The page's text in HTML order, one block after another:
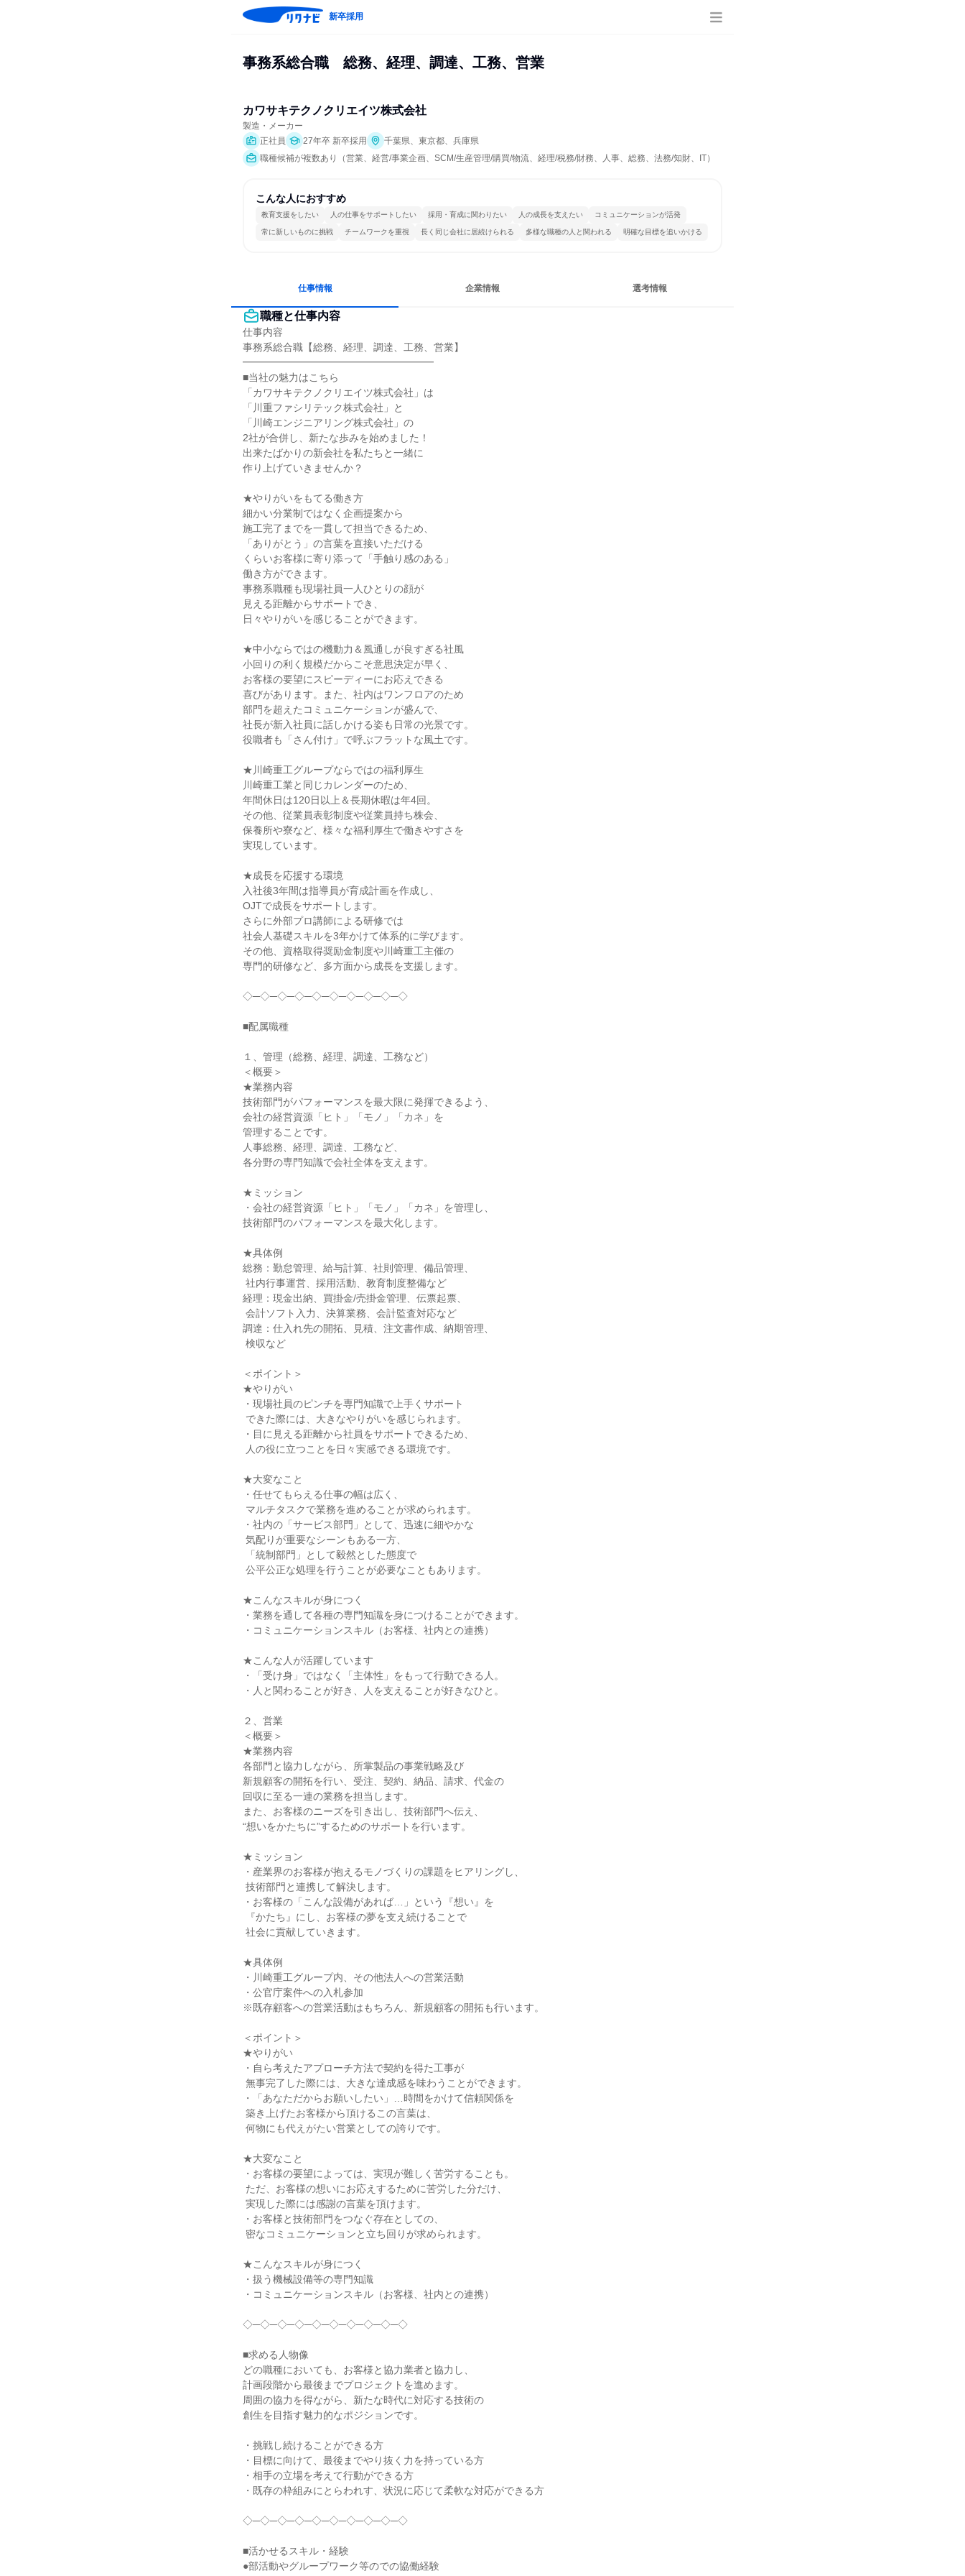
新卒採用
事務系総合職　総務、経理、調達、工務、営業
カワサキテクノクリエイツ株式会社
製造・メーカー
正社員
27年卒 新卒採用
千葉県、東京都、兵庫県
職種候補が複数あり（営業、経営/事業企画、SCM/生産管理/購買/物流、経理/税務/財務、人事、総務、法務/知財、IT）
こんな人におすすめ
教育支援をしたい 人の仕事をサポートしたい 採用・育成に関わりたい 人の成長を支えたい コミュニケーションが活発
常に新しいものに挑戦 チームワークを重視 長く同じ会社に居続けられる 多様な職種の人と関われる 明確な目標を追いかける
仕事情報 企業情報 選考情報
職種と仕事内容
仕事内容
事務系総合職【総務、経理、調達、工務、営業】
━━━━━━━━━━━━━━━━━━━
■当社の魅力はこちら
「カワサキテクノクリエイツ株式会社」は
「川重ファシリテック株式会社」と
「川崎エンジニアリング株式会社」の
2社が合併し、新たな歩みを始めました！
出来たばかりの新会社を私たちと一緒に
作り上げていきませんか？
★やりがいをもてる働き方
細かい分業制ではなく企画提案から
施工完了までを一貫して担当できるため、
「ありがとう」の言葉を直接いただける
くらいお客様に寄り添って「手触り感のある」
働き方ができます。
事務系職種も現場社員一人ひとりの顔が
見える距離からサポートでき、
日々やりがいを感じることができます。
★中小ならではの機動力＆風通しが良すぎる社風
小回りの利く規模だからこそ意思決定が早く、
お客様の要望にスピーディーにお応えできる
喜びがあります。また、社内はワンフロアのため
部門を超えたコミュニケーションが盛んで、
社長が新入社員に話しかける姿も日常の光景です。
役職者も「さん付け」で呼ぶフラットな風土です。
★川崎重工グループならではの福利厚生
川崎重工業と同じカレンダーのため、
年間休日は120日以上＆長期休暇は年4回。
その他、従業員表彰制度や従業員持ち株会、
保養所や寮など、様々な福利厚生で働きやすさを
実現しています。
★成長を応援する環境
入社後3年間は指導員が育成計画を作成し、
OJTで成長をサポートします。
さらに外部プロ講師による研修では
社会人基礎スキルを3年かけて体系的に学びます。
その他、資格取得奨励金制度や川崎重工主催の
専門的研修など、多方面から成長を支援します。
◇─◇─◇─◇─◇─◇─◇─◇─◇─◇
■配属職種
１、管理（総務、経理、調達、工務など）
＜概要＞
★業務内容
技術部門がパフォーマンスを最大限に発揮できるよう、
会社の経営資源「ヒト」「モノ」「カネ」を
管理することです。
人事総務、経理、調達、工務など、
各分野の専門知識で会社全体を支えます。
★ミッション
・会社の経営資源「ヒト」「モノ」「カネ」を管理し、
技術部門のパフォーマンスを最大化します。
★具体例
総務：勤怠管理、給与計算、社則管理、備品管理、
経理：現金出納、買掛金/売掛金管理、伝票起票、
調達：仕入れ先の開拓、見積、注文書作成、納期管理、
＜ポイント＞
★やりがい
・現場社員のピンチを専門知識で上手くサポート
・目に見える距離から社員をサポートできるため、
★大変なこと
・任せてもらえる仕事の幅は広く、
・社内の「サービス部門」として、迅速に細やかな
★こんなスキルが身につく
・業務を通して各種の専門知識を身につけることができます。
・コミュニケーションスキル（お客様、社内との連携）
★こんな人が活躍しています
・「受け身」ではなく「主体性」をもって行動できる人。
・人と関わることが好き、人を支えることが好きなひと。
２、営業
＜概要＞
★業務内容
各部門と協力しながら、所掌製品の事業戦略及び
新規顧客の開拓を行い、受注、契約、納品、請求、代金の
回収に至る一連の業務を担当します。
また、お客様のニーズを引き出し、技術部門へ伝え、
“想いをかたちに”するためのサポートを行います。
★ミッション
・産業界のお客様が抱えるモノづくりの課題をヒアリングし、
・お客様の「こんな設備があれば…」という『想い』を
★具体例
・川崎重工グループ内、その他法人への営業活動
・公官庁案件への入札参加
※既存顧客への営業活動はもちろん、新規顧客の開拓も行います。
＜ポイント＞
★やりがい
・自ら考えたアプローチ方法で契約を得た工事が
・「あなただからお願いしたい」…時間をかけて信頼関係を
★大変なこと
・お客様の要望によっては、実現が難しく苦労することも。
・お客様と技術部門をつなぐ存在としての、
★こんなスキルが身につく
・扱う機械設備等の専門知識
・コミュニケーションスキル（お客様、社内との連携）
◇─◇─◇─◇─◇─◇─◇─◇─◇─◇
■求める人物像
どの職種においても、お客様と協力業者と協力し、
計画段階から最後までプロジェクトを進めます。
周囲の協力を得ながら、新たな時代に対応する技術の
創生を目指す魅力的なポジションです。
・挑戦し続けることができる方
・目標に向けて、最後までやり抜く力を持っている方
・相手の立場を考えて行動ができる方
・既存の枠組みにとらわれす、状況に応じて柔軟な対応ができる方
◇─◇─◇─◇─◇─◇─◇─◇─◇─◇
■活かせるスキル・経験
●部活動やグループワーク等のでの協働経験